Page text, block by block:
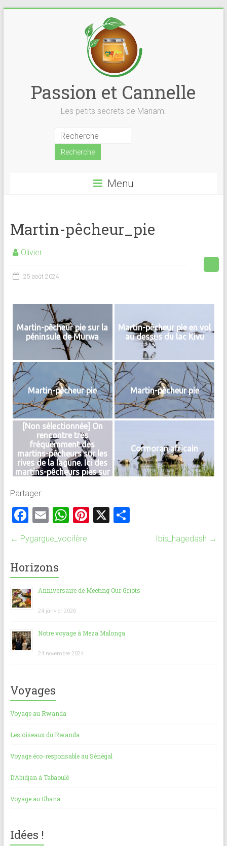
Passion et Cannelle
Les petits secrets de Mariam.
Menu
Martin-pêcheur_pie
Olivier
25 août 2024
Martin-pêcheur pie sur la
péninsule de Murwa
Martin-pêcheur pie en vol
au dessus du lac Kivu
Martin-pêcheur pie Martin-pêcheur pie
[Non sélectionnée] On
rencontre très
fréquemment des
martins-pêcheurs sur les
rives de la lagune. Ici des
martins-pêcheurs pies sur
Cormoran africain
Partager:
F
ce
b
o
ok
E
ai
l
W
h
at
p
p
Pi
X P
← Pygargue_vocifère Ibis_hagedash →
Horizons
Anniversaire de Meeting Our Griots
24 janvier 2026
Notre voyage à Meza Malonga
24 novembre 2024
Voyages
Voyage au Rwanda
Les oiseaux du Rwanda
Voyage éco-responsable au Sénégal
D’Abidjan à Tabaoulé
Voyage au Ghana
Idées !